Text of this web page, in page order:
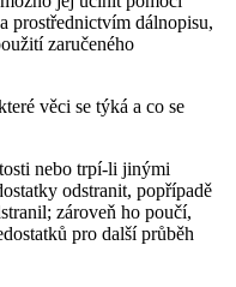
prostřednictvím dálnopisu,
zaručeného
věci se týká a co se
nebo trpí-li jinými
odstranit, popřípadě
zároveň ho poučí,
pro další průběh